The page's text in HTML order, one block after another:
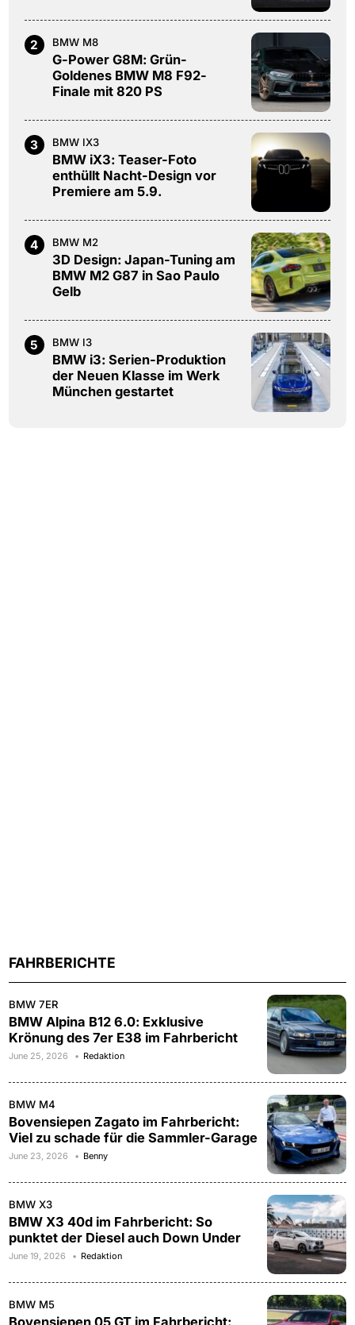
2 BMW M8
G-Power G8M: Grün-
Goldenes BMW M8 F92-
Finale mit 820 PS
3 BMW IX3
BMW iX3: Teaser-Foto
enthüllt Nacht-Design vor
Premiere am 5.9.
4 BMW M2
3D Design: Japan-Tuning am
BMW M2 G87 in Sao Paulo
Gelb
5 BMW I3
BMW i3: Serien-Produktion
der Neuen Klasse im Werk
München gestartet
FAHRBERICHTE
BMW 7ER
BMW Alpina B12 6.0: Exklusive
Krönung des 7er E38 im Fahrbericht
June 25, 2026 Redaktion
BMW M4
Bovensiepen Zagato im Fahrbericht:
Viel zu schade für die Sammler-Garage
June 23, 2026 Benny
BMW X3
BMW X3 40d im Fahrbericht: So
punktet der Diesel auch Down Under
June 19, 2026 Redaktion
BMW M5
Bovensiepen 05 GT im Fahrbericht: